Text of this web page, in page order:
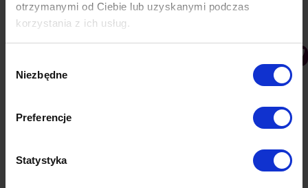
otrzymanymi od Ciebie lub uzyskanymi podczas
korzystania z ich usług.
zgody
Niezbędne
Preferencje
Statystyka
przypadku (case study)?
Historia sukcesu klienta, w której główną rolę
odegrał dany produkt lub usługa, to najlepszy z